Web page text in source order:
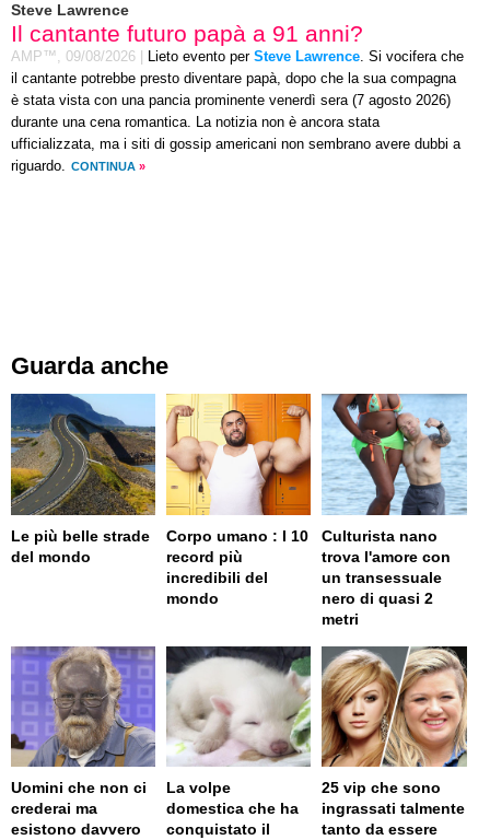
Steve Lawrence
Il cantante futuro papà a 91 anni?
AMP™, 09/08/2026 Lieto evento per Steve Lawrence. Si vocifera che
il cantante potrebbe presto diventare papà, dopo che la sua compagna
è stata vista con una pancia prominente venerdì sera (7 agosto 2026)
durante una cena romantica. La notizia non è ancora stata
ufficializzata, ma i siti di gossip americani non sembrano avere dubbi a
riguardo. CONTINUA »
Guarda anche
Le più belle strade
del mondo
Corpo umano : I 10
record più
incredibili del
mondo
Culturista nano
trova l'amore con
un transessuale
nero di quasi 2
metri
Uomini che non ci
crederai ma
esistono davvero
La volpe
domestica che ha
conquistato il
25 vip che sono
ingrassati talmente
tanto da essere